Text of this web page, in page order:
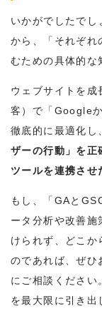
いかがでしたでし
から、「それぞれ
むための具体的な
ウェブサイトを
客）で「Google
徹底的に最適化し
ザーの行動」を正
ツールを連携させ
もし、「GAと
ータ分析や改善施
けられず、どこか
のであれば、ぜひ
にご相談ください
を最大限に引き出